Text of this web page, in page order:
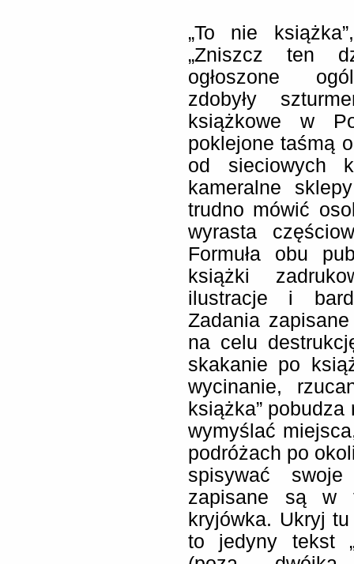
„To nie
„Zniszcz ten
ogłoszone
zdobyły
książkowe w
poklejone taśmą
od sieciowych
kameralne
trudno mówić
wyrasta
Formuła obu
książki
ilustracje i
Zadania
na celu
skakanie po
wycinanie,
książka”
wymyślać
podróżach po
spisywać
zapisane są w
kryjówka. Ukryj
to jedyny tekst